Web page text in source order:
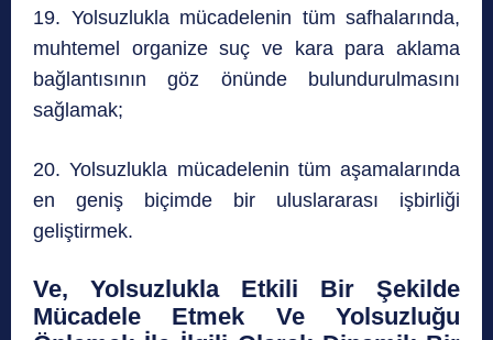
19. Yolsuzlukla mücadelenin tüm safhalarında,
muhtemel organize suç ve kara para aklama
bağlantısının göz önünde bulundurulmasını
sağlamak;
20. Yolsuzlukla mücadelenin tüm aşamalarında
en geniş biçimde bir uluslararası işbirliği
geliştirmek.
Ve, Yolsuzlukla Etkili Bir Şekilde
Mücadele Etmek Ve Yolsuzluğu